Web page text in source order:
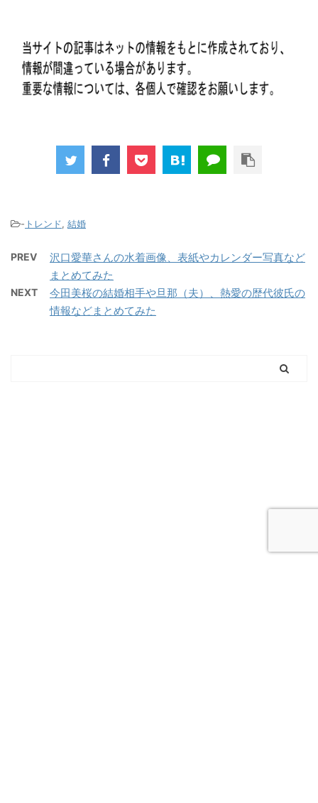
- トレンド, 結婚
PREV
沢口愛華さんの水着画像、表紙やカレンダー写真など
まとめてみた
NEXT
今田美桜の結婚相手や旦那（夫）、熱愛の歴代彼氏の
情報などまとめてみた